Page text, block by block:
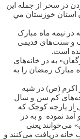
در سحر از جمله این
استان خوزستان مي
در نیمه ماه مبارک
و سنت‌های قدیمی
است.
به در خانه‌های
مبارک رمضان را به
اکرم (ص) در شبه
کم سن و سال
از پارچه کوچک که
نموده و به در
می‌خوانند یعنی
دریافت می‌کنند و